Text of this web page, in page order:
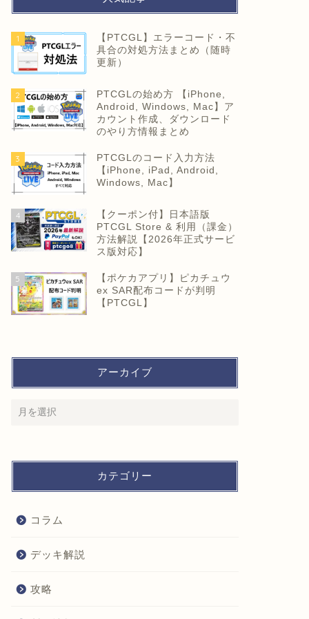
1
【PTCGL】エラーコード・不
具合の対処方法まとめ（随時
更新）
2
PTCGLの始め方 【iPhone,
Android, Windows, Mac】ア
カウント作成、ダウンロード
のやり方情報まとめ
3
PTCGLのコード入力方法
【iPhone, iPad, Android,
Windows, Mac】
4
【クーポン付】日本語版
PTCGL Store & 利用（課金）
方法解説【2026年正式サービ
ス版対応】
5
【ポケカアプリ】ピカチュウ
ex SAR配布コードが判明
【PTCGL】
アーカイブ
カテゴリー
コラム
デッキ解説
攻略